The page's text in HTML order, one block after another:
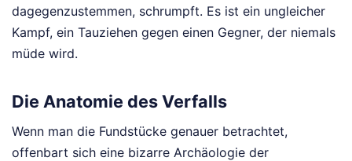
dagegenzustemmen, schrumpft. Es ist ein ungleicher
Kampf, ein Tauziehen gegen einen Gegner, der niemals
müde wird.
Die Anatomie des Verfalls
Wenn man die Fundstücke genauer betrachtet,
offenbart sich eine bizarre Archäologie der